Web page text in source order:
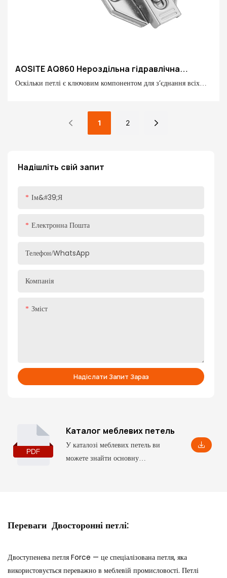
Надішліть свій запит
Ім&#39;я
Електронна Пошта
Телефон/WhatsApp
Компанія
Зміст
Надіслати Запит Зараз
AOSITE AQ860 Нероздільна гідравлічна
демпферна петля
Оскільки петлі є ключовим компонентом для з’єднання всіх
служби та досвіду меблів. Нероздільна гідравлічна
амортизаційна петля AOSITE з чудовим дизайном і
вишуканою технологією представляє вам надзвичайні рішення
1 2
Каталог меблевих петель
У каталозі меблевих петель ви
можете знайти основну
вам глибше зрозуміти це
Переваги Двосторонні петлі:
Двоступенева петля Force — це спеціалізована петля, яка
використовується переважно в меблевій промисловості. Петлі